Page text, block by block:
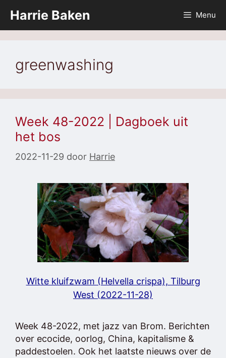
naar
de
Harrie Baken Menu
greenwashing
Week 48-2022 | Dagboek uit
het bos
2022-11-29 door Harrie
Witte kluifzwam (Helvella crispa), Tilburg
West (2022-11-28)
Week 48-2022, met jazz van Brom. Berichten
over ecocide, oorlog, China, kapitalisme &
paddestoelen. Ook het laatste nieuws over de